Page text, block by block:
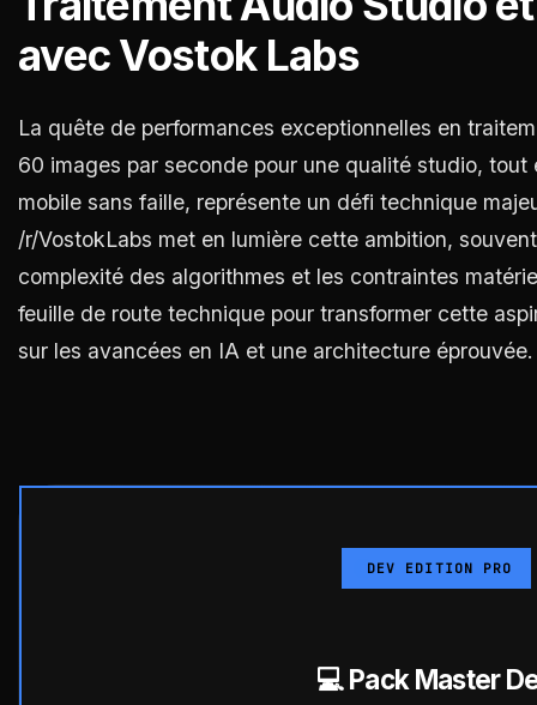
avec Vostok Labs
La quête de performances exceptionnelles en
60 images par seconde pour une qualité studio,
mobile sans faille, représente un défi technique
/r/VostokLabs met en lumière cette ambition,
complexité des algorithmes et les contraintes
feuille de route technique pour transformer cette
sur les avancées en IA et une architecture éprouvée.
DEV EDITION PRO
💻 Pack Master